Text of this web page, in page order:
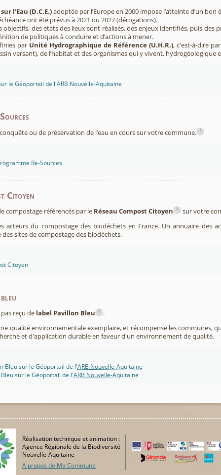
l’Eau (D.C.E.)adoptée par l’Europe en 2000 impose l’atteinte d’un
ont été prévus à 2021 ou 2027 (dérogations).
objectifs, des états des lieux sont réalisés, des enjeux identifiés, puis des
de politiques à conduire et d’actions à mener.
par Unité Hydrographique de Référence (U.H.R.), c'est-à-dire
versant), de l’habitat et des organismes qui y vivent, hydrogéologique
le Géoportail de l'ARB Nouvelle-Aquitaine
ou de préservation de l’eau en cours sur votre commune. i
Re-Sources
Citoyen
compostage référencés par le Réseau Compost Citoyen i
sur votre
acteurs du compostage des biodéchets en France. Un annuaire des
sites de compostage des biodéchets.
Citoyen
reçu de label Pavillon Bleu i
.
qualité environnementale exemplaire, et récompense les communes,
et d'application durable en faveur d'un environnement de qualité.
Bleu sur le Géoportail de l'ARB Nouvelle-Aquitaine
sur le Géoportail de l'ARB Nouvelle-Aquitaine
Réalisation technique et animation :
Agence Régionale de la Biodiversité
Nouvelle-Aquitaine
À propos de Ma Commune